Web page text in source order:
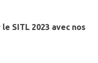
SITL 2023 avec nos